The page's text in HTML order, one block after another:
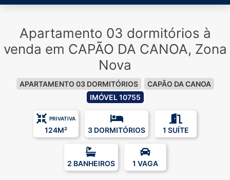
Apartamento 03 dormitórios à
venda em CAPÃO DA CANOA, Zona
Nova
APARTAMENTO 03 DORMITÓRIOS
CAPÃO DA CANOA
IMÓVEL 10755
PRIVATIVA
124M² 3 DORMITÓRIOS 1 SUÍTE
2 BANHEIROS 1 VAGA